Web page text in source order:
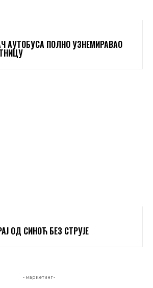
АУТОБУСА ПОЛНО УЗНЕМИРАВАО
ОД СИНОЋ БЕЗ СТРУЈЕ
- маркетинг -